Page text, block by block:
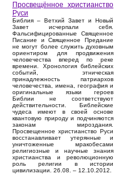
Просвещённое христианство
Руси
Библия – Ветхий Завет и Новый
Завет исчерпали себя.
Фальсифицированные Священное
Писание и Священное Предание
не могут более служить духовным
ориентиром для продвижения
человечества вперед по реке
времени. Хронология библейских
событий, этническая
принадлежность патриархов
человечества, имена, география и
оригинальные языки героев
Библии не соответствуют
действительности. Библейские
чудеса имеют в своей основе
квантовую природу и подчиняются
законам мироздания.
Просвещенное христианство Руси
восстанавливает утерянные и
уничтоженные мракобесами
религиозные и научные знания
христианства и революционную
роль религии в истории
цивилизации. 26.08. – 12.10.2012.